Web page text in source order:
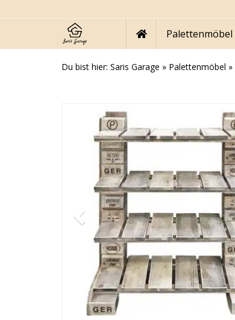
to
content
Palettenmöbel
Du bist hier: Saris Garage » Palettenmöbel »